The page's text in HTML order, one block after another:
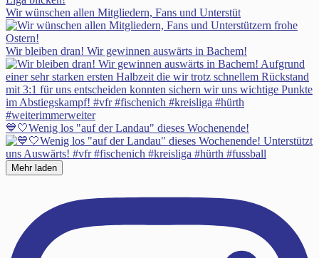
Wir wünschen allen Mitgliedern, Fans und Unterstüt
Wir bleiben dran! Wir gewinnen auswärts in Bachem!
💙🤍Wenig los "auf der Landau" dieses Wochenende!
Mehr laden